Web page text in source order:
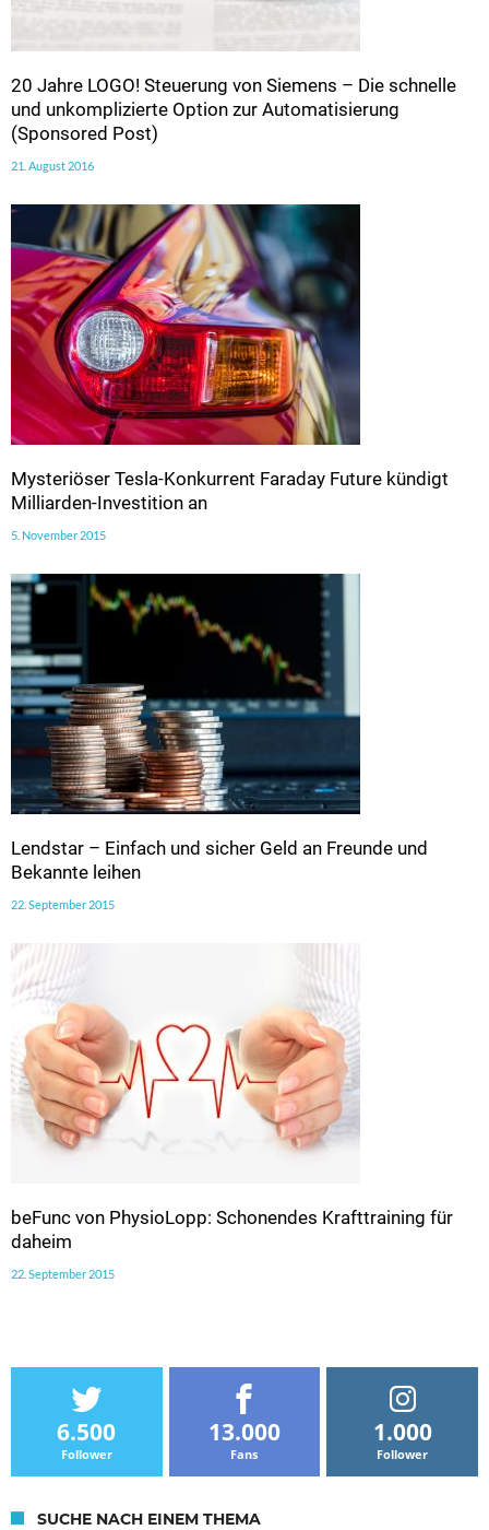
20 Jahre LOGO! Steuerung von Siemens – Die schnelle
und unkomplizierte Option zur Automatisierung
(Sponsored Post)
21. August 2016
Mysteriöser Tesla-Konkurrent Faraday Future kündigt
Milliarden-Investition an
5. November 2015
Lendstar – Einfach und sicher Geld an Freunde und
Bekannte leihen
22. September 2015
beFunc von PhysioLopp: Schonendes Krafttraining für
daheim
22. September 2015
6.500
Follower
13.000
Fans
1.000
Follower
SUCHE NACH EINEM THEMA